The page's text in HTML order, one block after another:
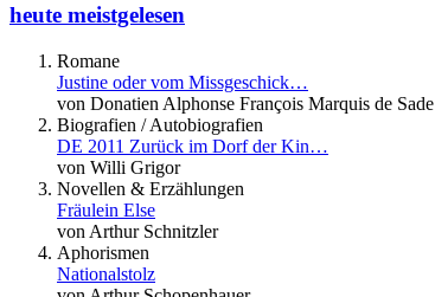
heute meistgelesen
Romane
Justine oder vom Missgeschick…
von Donatien Alphonse François Marquis de Sade
Biografien / Autobiografien
DE 2011 Zurück im Dorf der Kin…
von Willi Grigor
Novellen & Erzählungen
Fräulein Else
von Arthur Schnitzler
Aphorismen
Nationalstolz